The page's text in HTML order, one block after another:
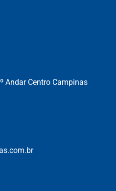
Andar Centro Campinas